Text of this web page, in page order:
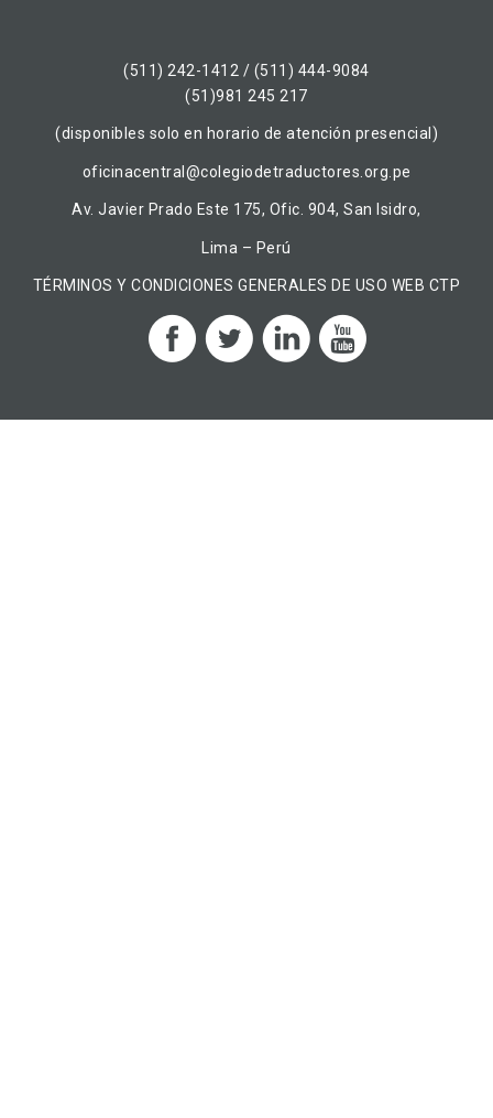
(511) 242-1412 / (511) 444-9084
(51)981 245 217
(disponibles solo en horario de atención presencial)
oficinacentral@colegiodetraductores.org.pe
Av. Javier Prado Este 175, Ofic. 904, San Isidro,
Lima – Perú
TÉRMINOS Y CONDICIONES GENERALES DE USO WEB CTP